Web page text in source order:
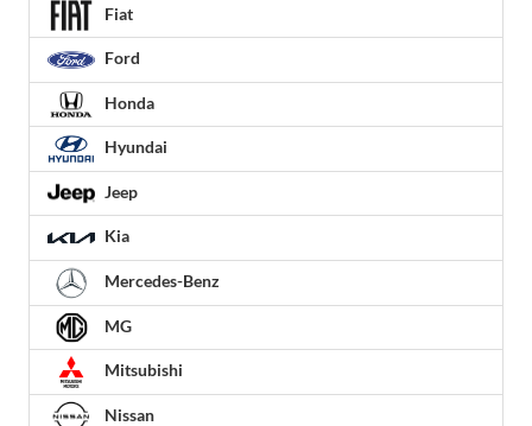
Fiat
Ford
Honda
Hyundai
Jeep
Kia
Mercedes-Benz
MG
Mitsubishi
Nissan